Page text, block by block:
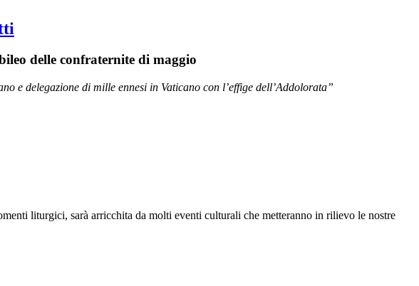
delle confraternite di maggio
e delegazione di mille ennesi in Vaticano con l’effige dell’Addolorata”
liturgici, sarà arricchita da molti eventi culturali che metteranno in rilievo le nostre